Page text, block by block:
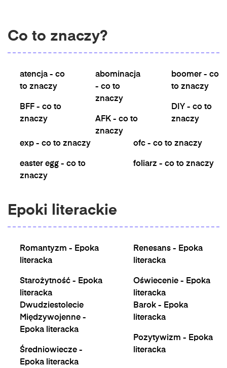
Co to znaczy?
atencja - co
to znaczy
BFF - co to
znaczy
abominacja
- co to
znaczy
AFK - co to
znaczy
boomer - co
to znaczy
DIY - co to
znaczy
exp - co to znaczy
easter egg - co to
znaczy
ofc - co to znaczy
foliarz - co to znaczy
Epoki literackie
Romantyzm - Epoka
literacka
Starożytność - Epoka
literacka
Renesans - Epoka
literacka
Oświecenie - Epoka
literacka
Dwudziestolecie
Międzywojenne -
Epoka literacka
Średniowiecze -
Epoka literacka
Barok - Epoka
literacka
Pozytywizm - Epoka
literacka